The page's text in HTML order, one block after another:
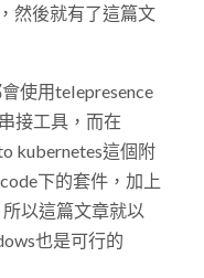
然後就有了這篇文
使用telepresence
接工具，而在
kubernetes這個附
下的套件，加上
以這篇文章就以
也是可行的